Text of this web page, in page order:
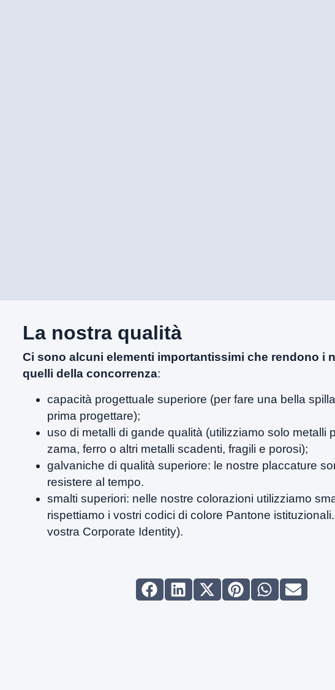
La nostra qualità
Ci sono alcuni elementi importantissimi che rendono i
quelli della concorrenza:
capacità progettuale superiore (per fare una bella
prima progettare);
uso di metalli di gande qualità (utilizziamo solo metalli
zama, ferro o altri metalli scadenti, fragili e porosi);
galvaniche di qualità superiore: le nostre placcature
resistere al tempo.
smalti superiori: nelle nostre colorazioni utilizziamo
rispettiamo i vostri codici di colore Pantone
vostra Corporate Identity).